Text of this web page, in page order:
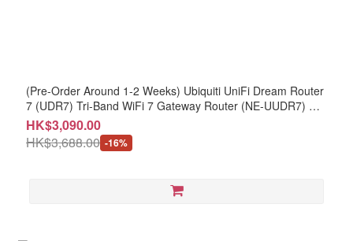
(Pre-Order Around 1-2 Weeks) Ubiquiti UniFi Dream Router
7 (UDR7) Tri-Band WiFi 7 Gateway Router (NE-UUDR7) 兩
年香港行貨保用
HK$3,090.00
HK$3,688.00 -16%